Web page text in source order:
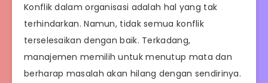
Konflik dalam organisasi adalah hal yang tak
terhindarkan. Namun, tidak semua konflik
terselesaikan dengan baik. Terkadang,
manajemen memilih untuk menutup mata dan
berharap masalah akan hilang dengan sendirinya.